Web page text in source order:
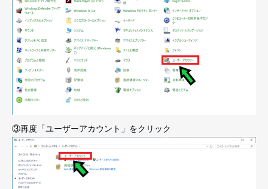
③再度「ユーザーアカウント」をクリック